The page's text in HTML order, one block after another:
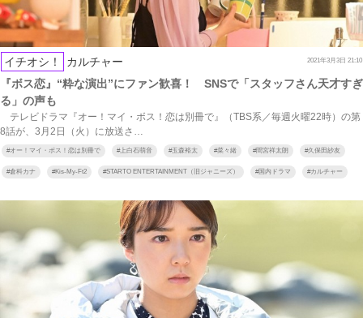
イチオシ！ カルチャー 2021年3月3日 21:10
『ボス恋』“粋な演出”にファン歓喜！ SNSで「スタッフさん天才すぎ
る」の声も
テレビドラマ『オー！マイ・ボス！恋は別冊で』（TBS系／毎週火曜22時）の第
8話が、3月2日（火）に放送さ…
#オー！マイ・ボス！恋は別冊で #上白石萌音 #玉森裕太 #菜々緒 #間宮祥太朗 #久保田紗友
#倉科カナ #Kis-My-Ft2 #STARTO ENTERTAINMENT（旧ジャニーズ） #国内ドラマ #カルチャー